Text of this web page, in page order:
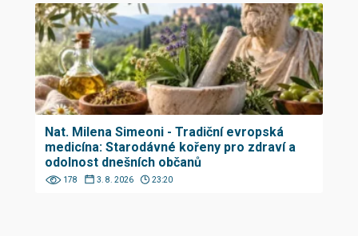
Nat. Milena Simeoni - Tradiční evropská
medicína: Starodávné kořeny pro zdraví a
odolnost dnešních občanů
178 3. 8. 2026 23:20